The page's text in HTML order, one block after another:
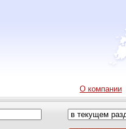
О компании